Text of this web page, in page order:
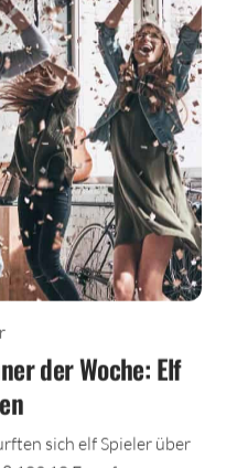
der Woche: Elf
sich elf Spieler über